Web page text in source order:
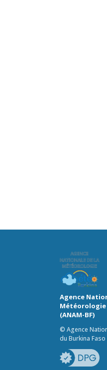
Agence
Météorologie
(ANAM-BF)
© Agence
du Burkina Faso